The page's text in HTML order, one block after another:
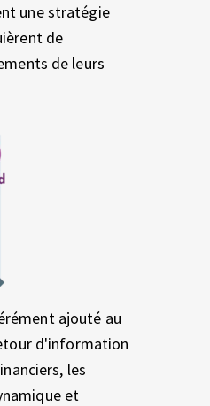
une stratégie
de
de leurs
ajouté au
d'information
les
et